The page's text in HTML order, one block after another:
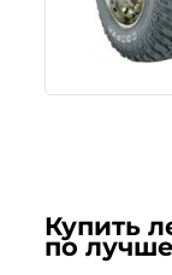
Купить
по